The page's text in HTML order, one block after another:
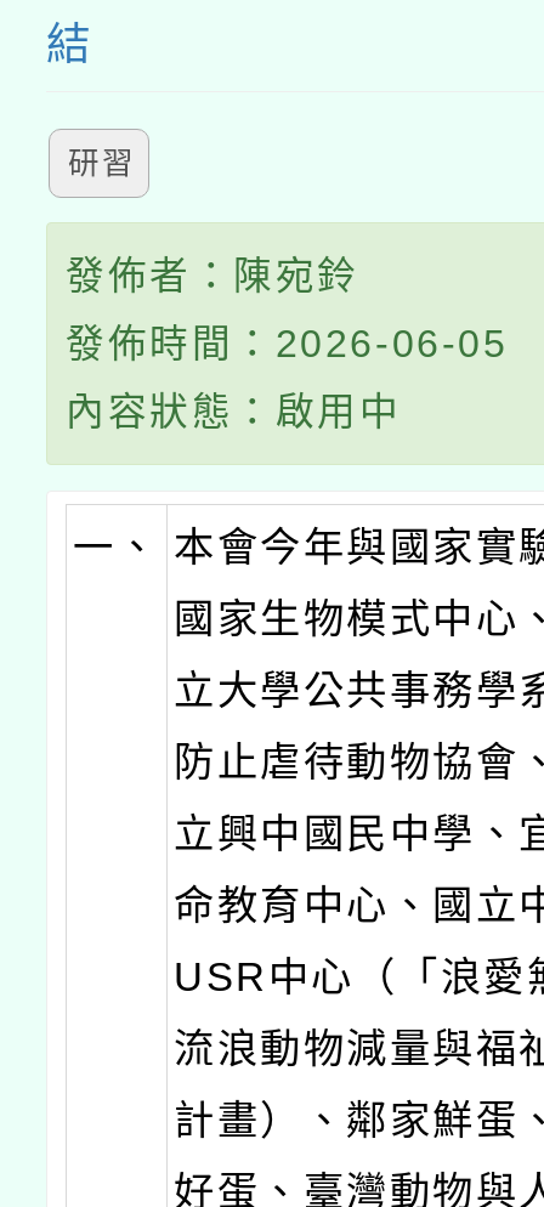
結
研習
發佈者：陳宛鈴
發佈時間：2026-06-05
內容狀態：啟用中
一、
本會今年與國家實
國家生物模式中心
立大學公共事務學
防止虐待動物協會
立興中國民中學、
命教育中心、國立
USR中心（「浪愛
流浪動物減量與福
計畫）、鄰家鮮蛋
好蛋、臺灣動物與